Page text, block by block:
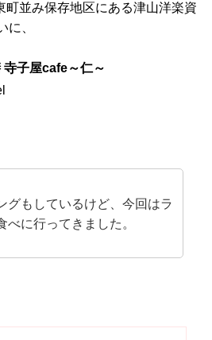
町並み保存地区にある津山洋楽資
に、
寺子屋cafe～仁～
グもしているけど、今回はラ
べに行ってきました。